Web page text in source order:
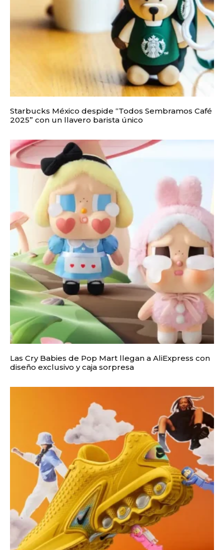
Starbucks México despide “Todos Sembramos Café
2025” con un llavero barista único
Las Cry Babies de Pop Mart llegan a AliExpress con
diseño exclusivo y caja sorpresa